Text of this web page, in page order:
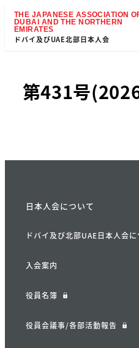
ドバイ及びUAE北部日本人会
第431号
日本人会について
ドバイ及び北部UAE日本人会に
入会案内
役員名簿
役員会議事/各部活動報告